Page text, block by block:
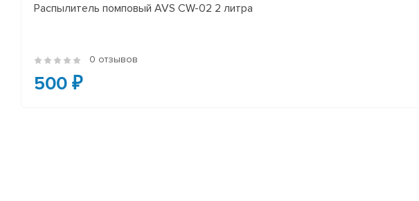
Распылитель помповый AVS CW-02 2 литра
0 отзывов
500 ₽